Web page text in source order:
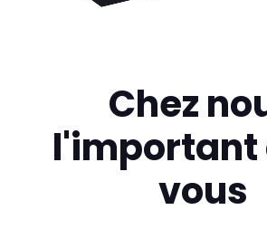
Chez
l'important
vous